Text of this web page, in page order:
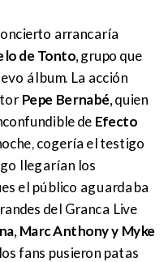
arrancaría
de Tonto,grupo que
álbum. La acción
Pepe Bernabé,quien
de Efecto
cogería el testigo
llegarían los
el público aguardaba
del Granca Live
Marc Anthony y Myke
fans pusieron patas